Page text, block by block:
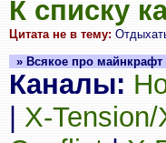
К списку
Цитата не в тему:
» Всякое про майнкрафт
Каналы:
X-